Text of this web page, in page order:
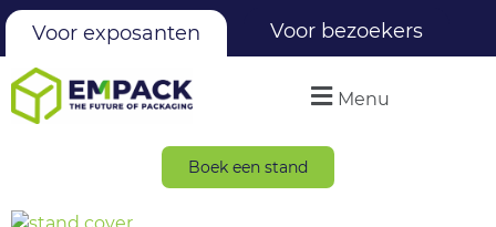
Voor exposanten Voor bezoekers
Menu
Boek een stand